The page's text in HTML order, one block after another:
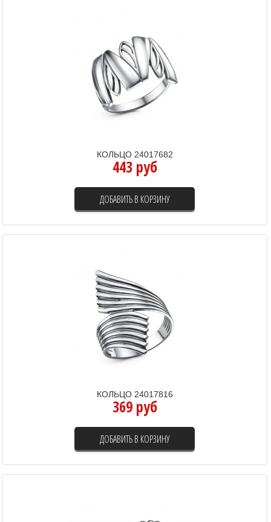
КОЛЬЦО 24017682
443 руб
ДОБАВИТЬ В КОРЗИНУ
КОЛЬЦО 24017816
369 руб
ДОБАВИТЬ В КОРЗИНУ